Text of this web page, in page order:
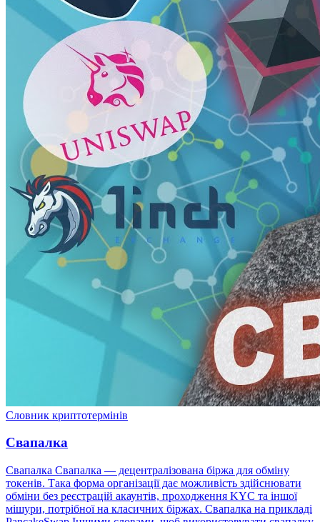
Словник криптотермінів
Свапалка
Свапалка Свапалка — децентралізована біржа для обміну
токенів. Така форма організації дає можливість здійснювати
обміни без реєстрацій акаунтів, проходження KYC та іншої
мішури, потрібної на класичних біржах. Свапалка на прикладі